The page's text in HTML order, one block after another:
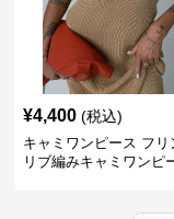
¥4,400 (税込)
キャミワンピース フリ
リブ編みキャミワンピ